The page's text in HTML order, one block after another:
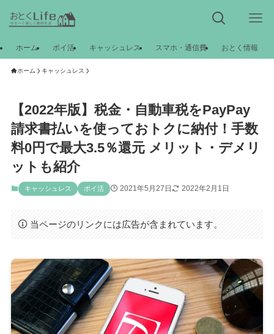
ホーム ポイ活 キャッシュレス スマホ・通信費 おとく情報
ホーム キャッシュレス
【2022年版】税金・自動車税をPayPay
請求書払いを使っておトクに納付！手数
料0円で最大3.5％還元 メリット・デメリ
ットも紹介
キャッシュレス ポイ活 2021年5月27日 2022年2月1日
当ページのリンクには広告が含まれています。